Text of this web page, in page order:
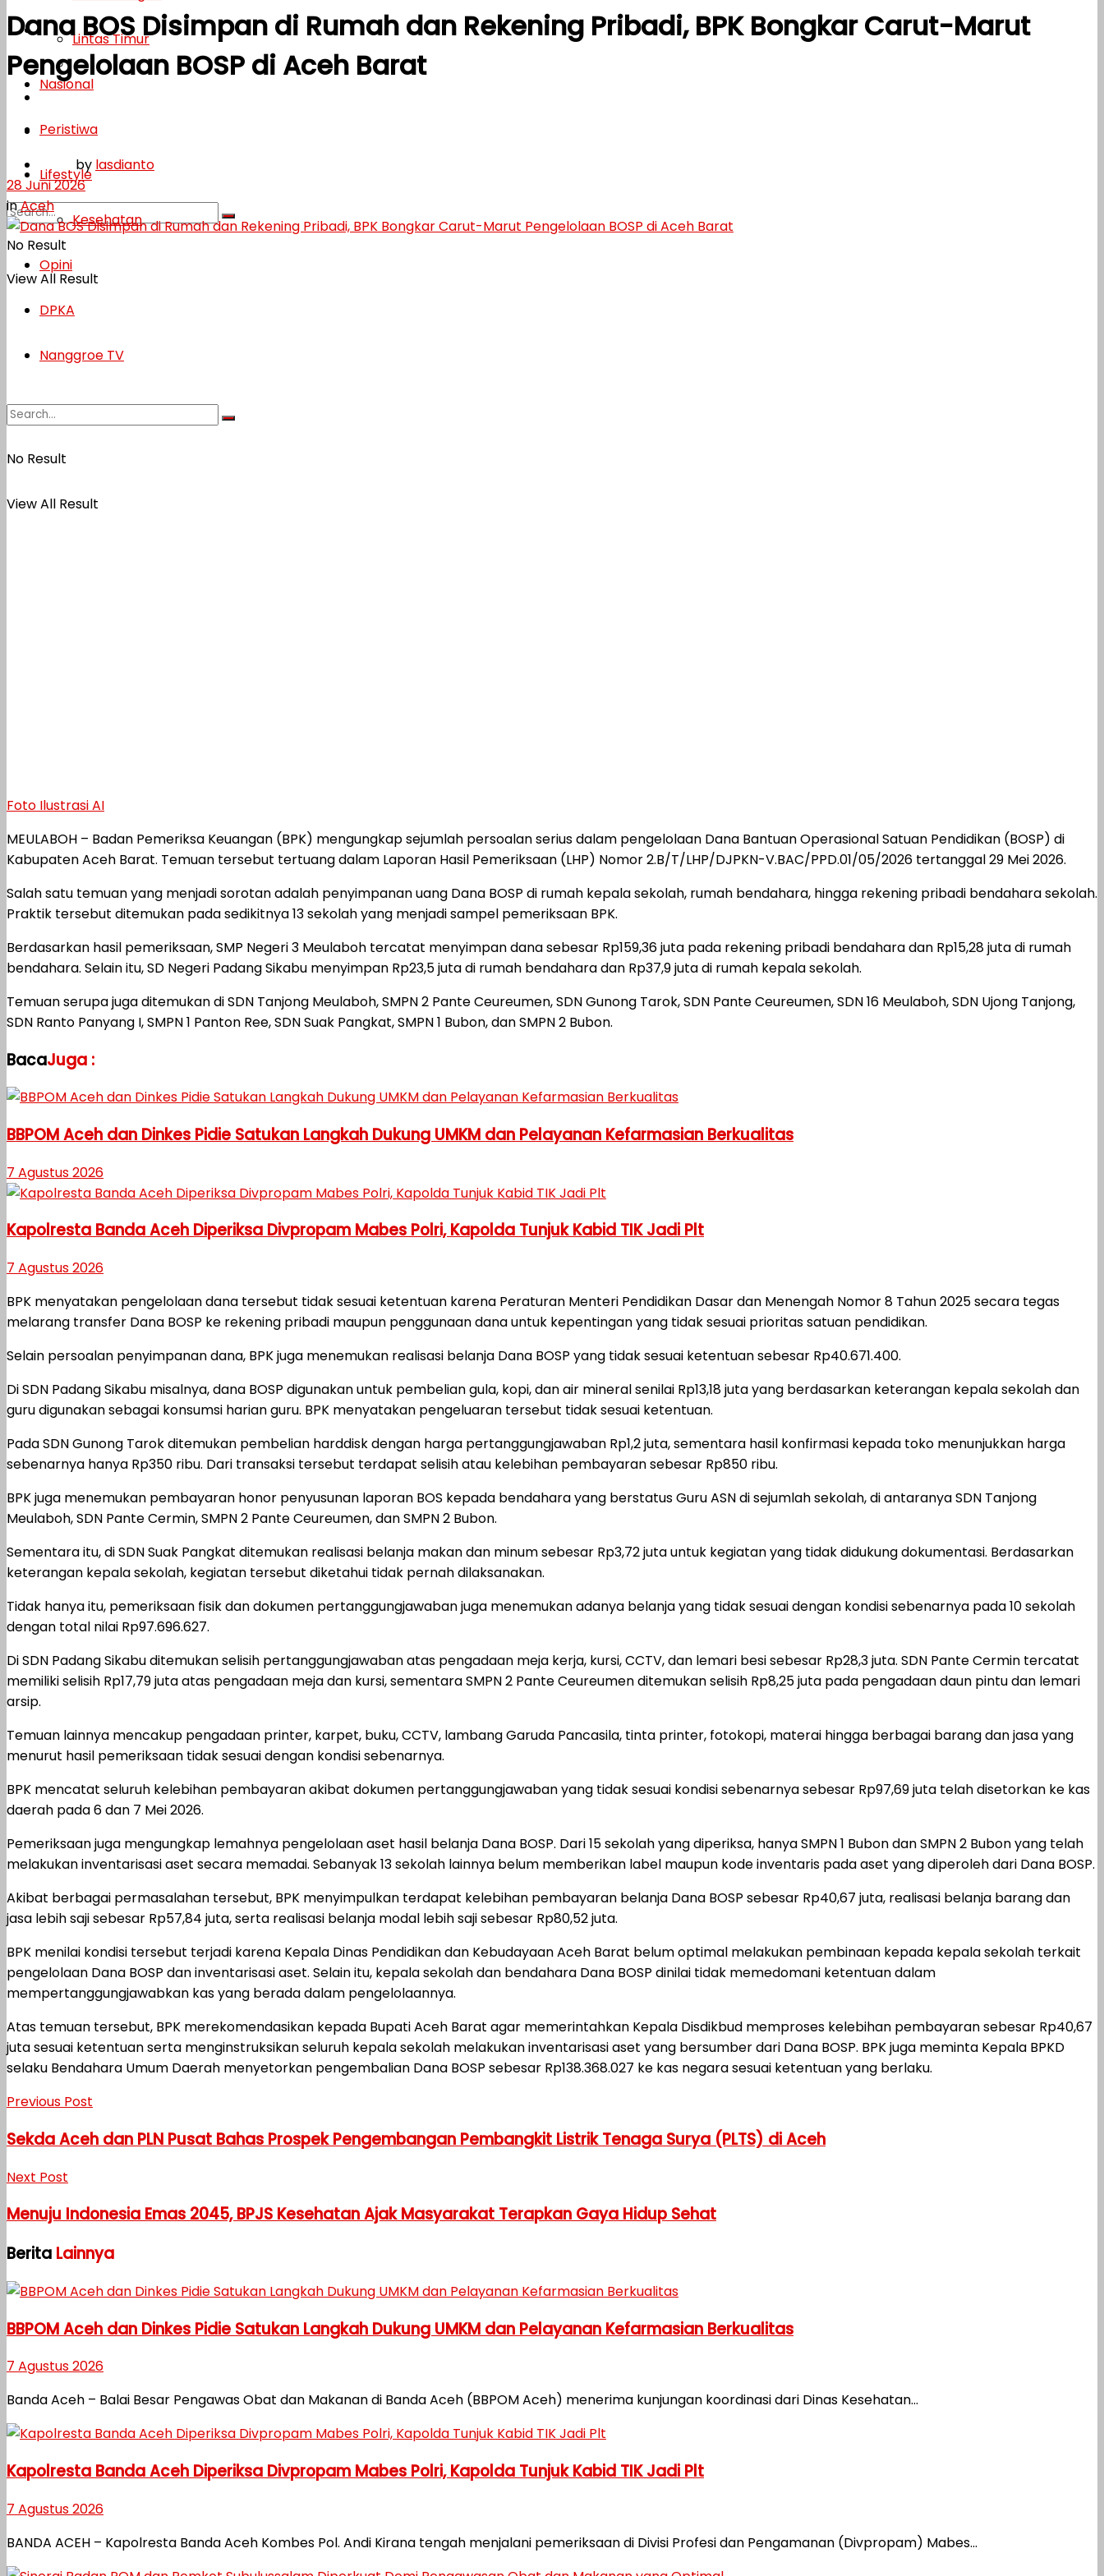
Lifestyle
Kesehatan
DPKA
Nanggroe TV
No Result
View All Result
Lintas Timur
Nasional
Peristiwa
Lifestyle
Kesehatan
Opini
DPKA
Nanggroe TV
No Result
View All Result
Dana BOS Disimpan di Rumah dan Rekening Pribadi, BPK Bongkar Carut-Marut
Pengelolaan BOSP di Aceh Barat
by lasdianto
28 Juni 2026
inAceh
Foto Ilustrasi AI
MEULABOH – Badan Pemeriksa Keuangan (BPK) mengungkap sejumlah persoalan serius dalam pengelolaan Dana Bantuan Operasional Satuan Pendidikan (BOSP) di
Kabupaten Aceh Barat. Temuan tersebut tertuang dalam Laporan Hasil Pemeriksaan (LHP) Nomor 2.B/T/LHP/DJPKN-V.BAC/PPD.01/05/2026 tertanggal 29 Mei 2026.
Salah satu temuan yang menjadi sorotan adalah penyimpanan uang Dana BOSP di rumah kepala sekolah, rumah bendahara, hingga rekening pribadi bendahara sekolah.
Praktik tersebut ditemukan pada sedikitnya 13 sekolah yang menjadi sampel pemeriksaan BPK.
Berdasarkan hasil pemeriksaan, SMP Negeri 3 Meulaboh tercatat menyimpan dana sebesar Rp159,36 juta pada rekening pribadi bendahara dan Rp15,28 juta di rumah
bendahara. Selain itu, SD Negeri Padang Sikabu menyimpan Rp23,5 juta di rumah bendahara dan Rp37,9 juta di rumah kepala sekolah.
Temuan serupa juga ditemukan di SDN Tanjong Meulaboh, SMPN 2 Pante Ceureumen, SDN Gunong Tarok, SDN Pante Ceureumen, SDN 16 Meulaboh, SDN Ujong Tanjong,
SDN Ranto Panyang I, SMPN 1 Panton Ree, SDN Suak Pangkat, SMPN 1 Bubon, dan SMPN 2 Bubon.
BacaJuga :
BBPOM Aceh dan Dinkes Pidie Satukan Langkah Dukung UMKM dan Pelayanan Kefarmasian Berkualitas
7 Agustus 2026
Kapolresta Banda Aceh Diperiksa Divpropam Mabes Polri, Kapolda Tunjuk Kabid TIK Jadi Plt
7 Agustus 2026
BPK menyatakan pengelolaan dana tersebut tidak sesuai ketentuan karena Peraturan Menteri Pendidikan Dasar dan Menengah Nomor 8 Tahun 2025 secara tegas
melarang transfer Dana BOSP ke rekening pribadi maupun penggunaan dana untuk kepentingan yang tidak sesuai prioritas satuan pendidikan.
Selain persoalan penyimpanan dana, BPK juga menemukan realisasi belanja Dana BOSP yang tidak sesuai ketentuan sebesar Rp40.671.400.
Di SDN Padang Sikabu misalnya, dana BOSP digunakan untuk pembelian gula, kopi, dan air mineral senilai Rp13,18 juta yang berdasarkan keterangan kepala sekolah dan
guru digunakan sebagai konsumsi harian guru. BPK menyatakan pengeluaran tersebut tidak sesuai ketentuan.
Pada SDN Gunong Tarok ditemukan pembelian harddisk dengan harga pertanggungjawaban Rp1,2 juta, sementara hasil konfirmasi kepada toko menunjukkan harga
sebenarnya hanya Rp350 ribu. Dari transaksi tersebut terdapat selisih atau kelebihan pembayaran sebesar Rp850 ribu.
BPK juga menemukan pembayaran honor penyusunan laporan BOS kepada bendahara yang berstatus Guru ASN di sejumlah sekolah, di antaranya SDN Tanjong
Meulaboh, SDN Pante Cermin, SMPN 2 Pante Ceureumen, dan SMPN 2 Bubon.
Sementara itu, di SDN Suak Pangkat ditemukan realisasi belanja makan dan minum sebesar Rp3,72 juta untuk kegiatan yang tidak didukung dokumentasi. Berdasarkan
keterangan kepala sekolah, kegiatan tersebut diketahui tidak pernah dilaksanakan.
Tidak hanya itu, pemeriksaan fisik dan dokumen pertanggungjawaban juga menemukan adanya belanja yang tidak sesuai dengan kondisi sebenarnya pada 10 sekolah
dengan total nilai Rp97.696.627.
Di SDN Padang Sikabu ditemukan selisih pertanggungjawaban atas pengadaan meja kerja, kursi, CCTV, dan lemari besi sebesar Rp28,3 juta. SDN Pante Cermin tercatat
memiliki selisih Rp17,79 juta atas pengadaan meja dan kursi, sementara SMPN 2 Pante Ceureumen ditemukan selisih Rp8,25 juta pada pengadaan daun pintu dan lemari
arsip.
Temuan lainnya mencakup pengadaan printer, karpet, buku, CCTV, lambang Garuda Pancasila, tinta printer, fotokopi, materai hingga berbagai barang dan jasa yang
menurut hasil pemeriksaan tidak sesuai dengan kondisi sebenarnya.
BPK mencatat seluruh kelebihan pembayaran akibat dokumen pertanggungjawaban yang tidak sesuai kondisi sebenarnya sebesar Rp97,69 juta telah disetorkan ke kas
daerah pada 6 dan 7 Mei 2026.
Pemeriksaan juga mengungkap lemahnya pengelolaan aset hasil belanja Dana BOSP. Dari 15 sekolah yang diperiksa, hanya SMPN 1 Bubon dan SMPN 2 Bubon yang telah
melakukan inventarisasi aset secara memadai. Sebanyak 13 sekolah lainnya belum memberikan label maupun kode inventaris pada aset yang diperoleh dari Dana BOSP.
Akibat berbagai permasalahan tersebut, BPK menyimpulkan terdapat kelebihan pembayaran belanja Dana BOSP sebesar Rp40,67 juta, realisasi belanja barang dan
jasa lebih saji sebesar Rp57,84 juta, serta realisasi belanja modal lebih saji sebesar Rp80,52 juta.
BPK menilai kondisi tersebut terjadi karena Kepala Dinas Pendidikan dan Kebudayaan Aceh Barat belum optimal melakukan pembinaan kepada kepala sekolah terkait
pengelolaan Dana BOSP dan inventarisasi aset. Selain itu, kepala sekolah dan bendahara Dana BOSP dinilai tidak memedomani ketentuan dalam
mempertanggungjawabkan kas yang berada dalam pengelolaannya.
Atas temuan tersebut, BPK merekomendasikan kepada Bupati Aceh Barat agar memerintahkan Kepala Disdikbud memproses kelebihan pembayaran sebesar Rp40,67
juta sesuai ketentuan serta menginstruksikan seluruh kepala sekolah melakukan inventarisasi aset yang bersumber dari Dana BOSP. BPK juga meminta Kepala BPKD
selaku Bendahara Umum Daerah menyetorkan pengembalian Dana BOSP sebesar Rp138.368.027 ke kas negara sesuai ketentuan yang berlaku.
Previous Post
Sekda Aceh dan PLN Pusat Bahas Prospek Pengembangan Pembangkit Listrik Tenaga Surya (PLTS) di Aceh
Next Post
Menuju Indonesia Emas 2045, BPJS Kesehatan Ajak Masyarakat Terapkan Gaya Hidup Sehat
Berita Lainnya
BBPOM Aceh dan Dinkes Pidie Satukan Langkah Dukung UMKM dan Pelayanan Kefarmasian Berkualitas
7 Agustus 2026
Banda Aceh – Balai Besar Pengawas Obat dan Makanan di Banda Aceh (BBPOM Aceh) menerima kunjungan koordinasi dari Dinas Kesehatan...
Kapolresta Banda Aceh Diperiksa Divpropam Mabes Polri, Kapolda Tunjuk Kabid TIK Jadi Plt
7 Agustus 2026
BANDA ACEH – Kapolresta Banda Aceh Kombes Pol. Andi Kirana tengah menjalani pemeriksaan di Divisi Profesi dan Pengamanan (Divpropam) Mabes...